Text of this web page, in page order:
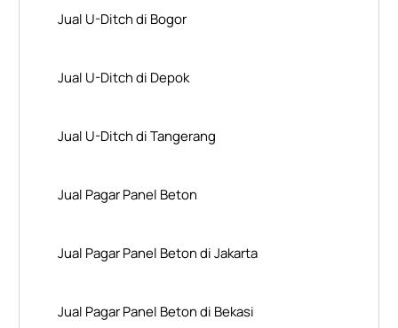
Jual U-Ditch di Bogor
Jual U-Ditch di Depok
Jual U-Ditch di Tangerang
Jual Pagar Panel Beton
Jual Pagar Panel Beton di Jakarta
Jual Pagar Panel Beton di Bekasi